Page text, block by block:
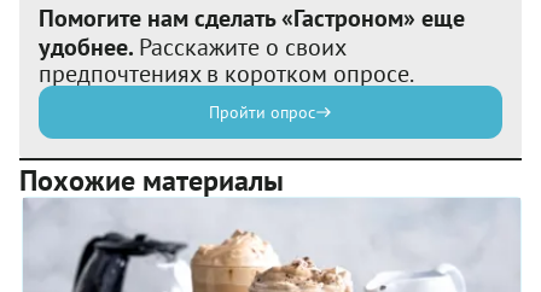
Помогите нам сделать «Гастроном» еще
удобнее. Расскажите о своих
предпочтениях в коротком опросе.
Пройти опрос
Похожие материалы